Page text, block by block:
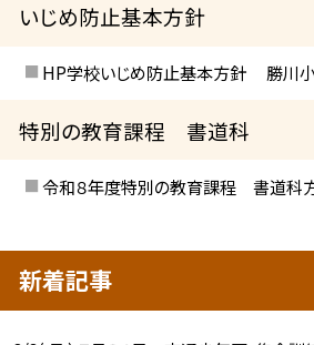
いじめ防止基本方針
HP学校いじめ防止基本方針 勝川
特別の教育課程 書道科
令和８年度特別の教育課程 書道科
新着記事